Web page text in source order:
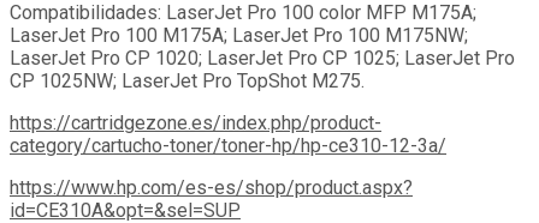
Compatibilidades: LaserJet Pro 100 color MFP M175A;
LaserJet Pro 100 M175A; LaserJet Pro 100 M175NW;
LaserJet Pro CP 1020; LaserJet Pro CP 1025; LaserJet Pro
CP 1025NW; LaserJet Pro TopShot M275.
https://cartridgezone.es/index.php/product-
category/cartucho-toner/toner-hp/hp-ce310-12-3a/
https://www.hp.com/es-es/shop/product.aspx?
id=CE310A&opt=&sel=SUP